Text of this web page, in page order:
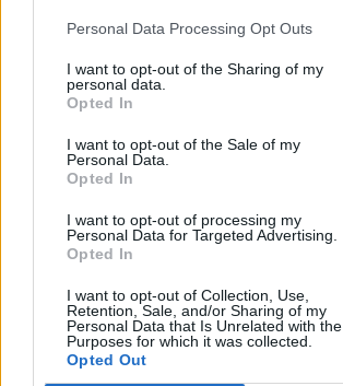
Personal Data Processing Opt Outs
I want to opt-out of the Sharing of my
personal data.
Opted In
I want to opt-out of the Sale of my
Personal Data.
Opted In
I want to opt-out of processing my
Personal Data for Targeted Advertising.
Opted In
I want to opt-out of Collection, Use,
Retention, Sale, and/or Sharing of my
Personal Data that Is Unrelated with the
Purposes for which it was collected.
Opted Out
επιταχύνουν τη γνωστικ…
24 Ιουλίου 2026, 10:19